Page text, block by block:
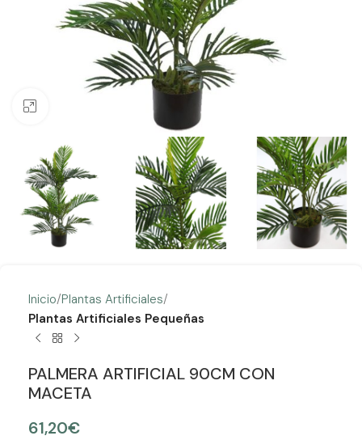
Inicio Plantas Artificiales
Plantas Artificiales Pequeñas
PALMERA ARTIFICIAL 90CM CON
MACETA
61,20€